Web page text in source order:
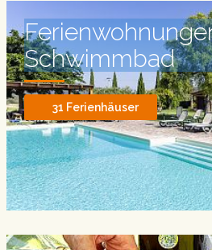
Schwimmbad
31 Ferienhäuser